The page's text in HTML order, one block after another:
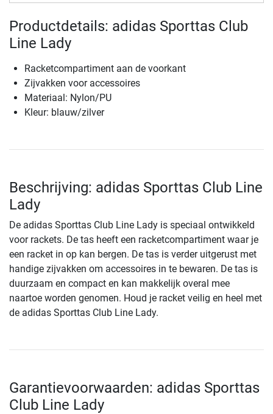
Productdetails: adidas Sporttas Club
Line Lady
Racketcompartiment aan de voorkant
Zijvakken voor accessoires
Materiaal: Nylon/PU
Kleur: blauw/zilver
Beschrijving: adidas Sporttas Club Line
Lady
De adidas Sporttas Club Line Lady is speciaal ontwikkeld
voor rackets. De tas heeft een racketcompartiment waar je
een racket in op kan bergen. De tas is verder uitgerust met
handige zijvakken om accessoires in te bewaren. De tas is
duurzaam en compact en kan makkelijk overal mee
naartoe worden genomen. Houd je racket veilig en heel met
de adidas Sporttas Club Line Lady.
Garantievoorwaarden: adidas Sporttas
Club Line Lady